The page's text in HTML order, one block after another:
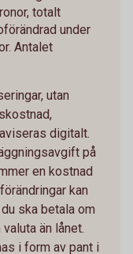
totalt
under
Antalet
utan
digitalt.
på
en kostnad
kan
ska betala om
än lånet.
i form av pant i